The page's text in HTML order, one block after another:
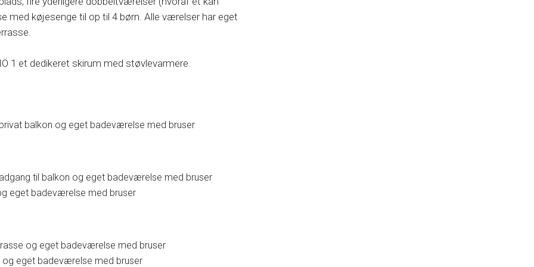
køjesenge til op til 4 børn. Alle værelser har eget
1 et dedikeret skirum med støvlevarmere.
balkon og eget badeværelse med bruser
til balkon og eget badeværelse med bruser
eget badeværelse med bruser
og eget badeværelse med bruser
eget badeværelse med bruser